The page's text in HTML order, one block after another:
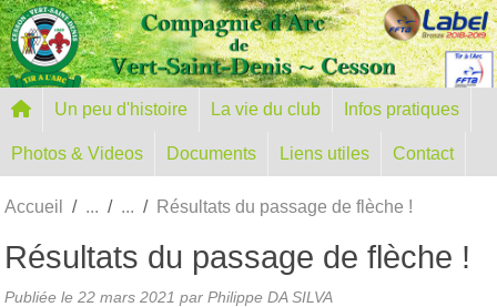
Un peu d'histoire La vie du club Infos pratiques
Photos & Videos Documents Liens utiles Contact
Accueil Résultats du passage de flèche !
Résultats du passage de flèche !
Publiée le 22 mars 2021 par Philippe DA SILVA
Panneau de gestion des cookies